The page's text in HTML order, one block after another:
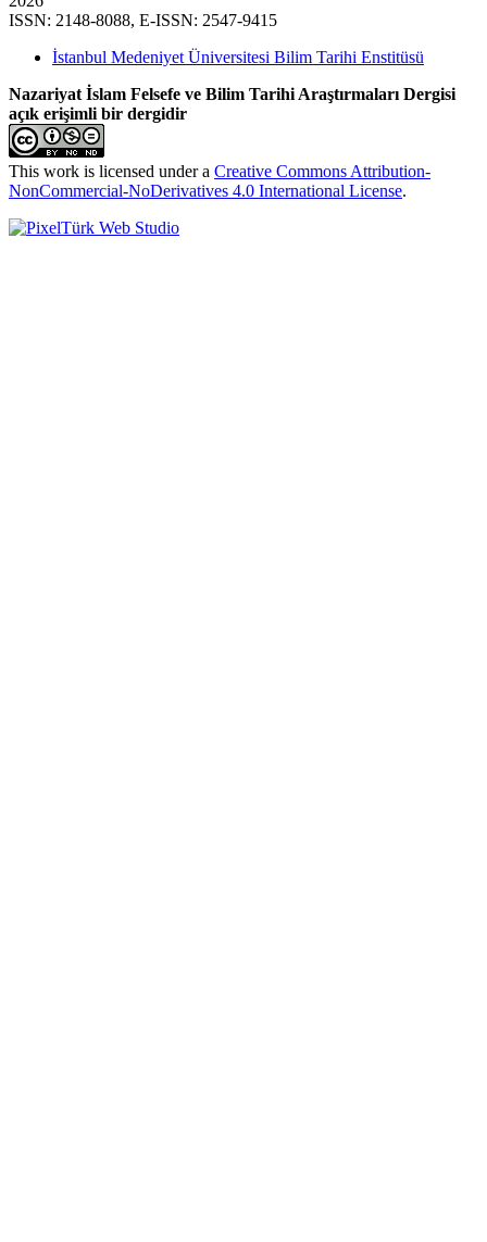
ISSN: 2148-8088, E-ISSN: 2547-9415
İstanbul Medeniyet Üniversitesi Bilim Tarihi Enstitüsü
Nazariyat İslam Felsefe ve Bilim Tarihi Araştırmaları Dergisi
açık erişimli bir dergidir
This work is licensed under a Creative Commons Attribution-
NonCommercial-NoDerivatives 4.0 International License.